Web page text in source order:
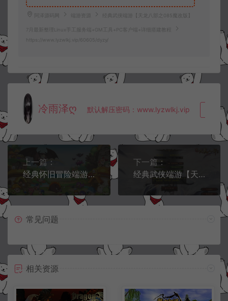
阿泽源码网 端游资源 经典武侠端游【天龙八部之085魔改版】
7月最新整理Linux手工服务端+GM工具+PC客户端+详细搭建教程
https://www.lyzwlkj.vip/60605/dyzy/
冷雨泽ღ 默认解压密码：www.lyzwlkj.vip 复
上一篇：
经典怀旧冒险端游【新273冒险岛】6月最新整理Ubuntu手工服务端+网页注册+管理后台+登录器+PC客户端+详细搭建教程
下一篇：
经典武侠端游【天龙八部之神王轮回】7月最新整理Linux手工服务端+GM工具+PC客户端+详细搭建教程
常见问题
相关资源